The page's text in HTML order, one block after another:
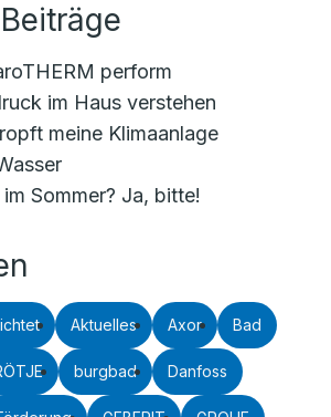
perform
im Haus verstehen
meine Klimaanlage
Sommer? Ja, bitte!
Aktuelles Axor Bad
burgbad Danfoss